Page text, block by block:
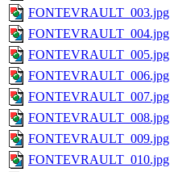
FONTEVRAULT_003.jpg
FONTEVRAULT_004.jpg
FONTEVRAULT_005.jpg
FONTEVRAULT_006.jpg
FONTEVRAULT_007.jpg
FONTEVRAULT_008.jpg
FONTEVRAULT_009.jpg
FONTEVRAULT_010.jpg